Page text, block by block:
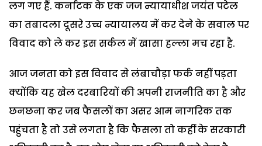
लग गए हैं. कर्नाटक के एक जज न्यायाधीश जयंत पटेल
का तबादला दूसरे उच्च न्यायालय में कर देने के सवाल पर
विवाद को ले कर इस सर्कल में खासा हल्ला मच रहा है.
आज जनता को इस विवाद से लंबाचौड़ा फर्क नहीं पड़ता
क्योंकि यह खेल दरबारियों की अपनी राजनीति का है और
छनछना कर जब फैसलों का असर आम नागरिक तक
पहुंचता है तो उसे लगता है कि फैसला तो कहीं के सरकारी